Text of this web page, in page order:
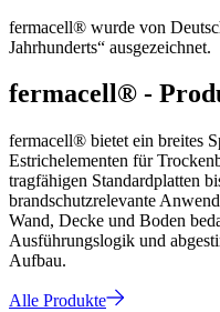
fermacell® wurde von
Jahrhunderts“ ausgezeichnet.
fermacell® -
fermacell® bietet ein breites
Estrichelementen für
tragfähigen Standardplatten
brandschutzrelevante
Wand, Decke und Boden
Ausführungslogik und
Aufbau.
Alle Produkte